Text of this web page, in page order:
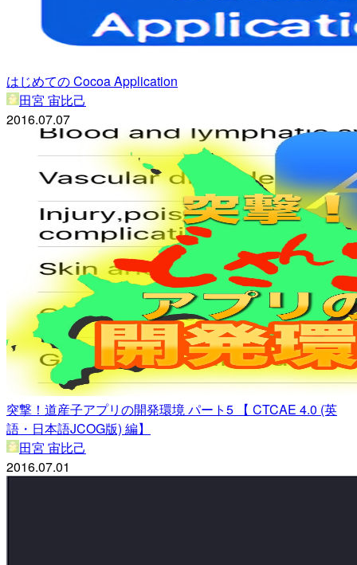
はじめての Cocoa Application
田宮 宙比己
2016.07.07
突撃！道産子アプリの開発環境 パート5 【 CTCAE 4.0 (英
語・日本語JCOG版) 編】
田宮 宙比己
2016.07.01